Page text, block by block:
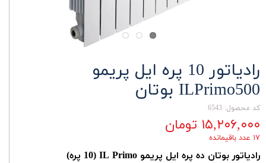
رادیاتور 10 پره ایل پریمو
ILPrimo500 بوتان
کد محصول: 6543
۱۵,۲۰۶,۰۰۰ تومان
۱۷ عدد باقیمانده
رادیاتور بوتان ده پره ایل پریمو IL Primo (10 پره)